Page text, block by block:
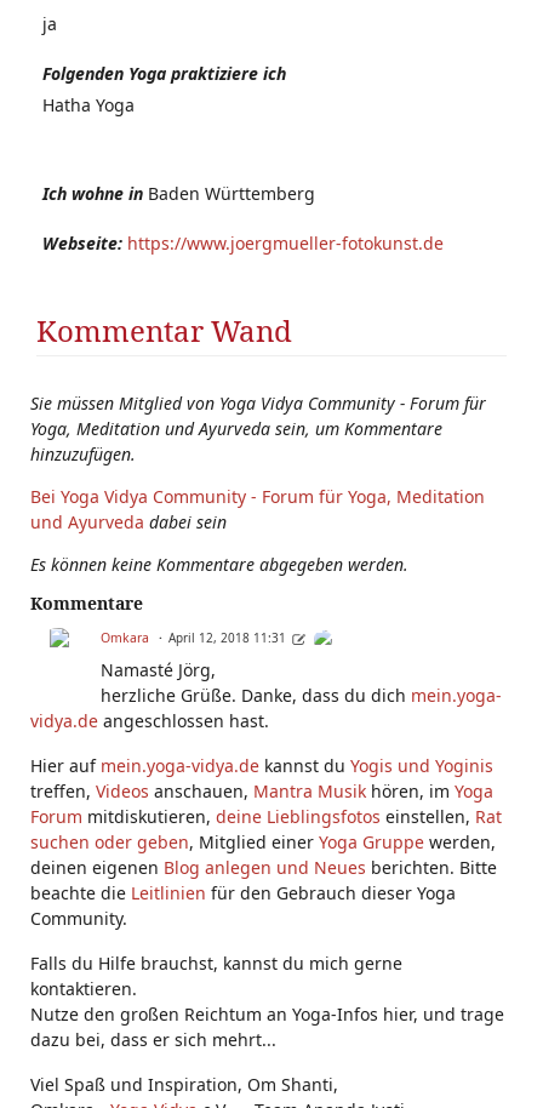
ja
Folgenden Yoga praktiziere ich
Hatha Yoga
Ich wohne in Baden Württemberg
Webseite: https://www.joergmueller-fotokunst.de
Kommentar Wand
Sie müssen Mitglied von Yoga Vidya Community - Forum für
Yoga, Meditation und Ayurveda sein, um Kommentare
hinzuzufügen.
Bei Yoga Vidya Community - Forum für Yoga, Meditation
und Ayurveda dabei sein
Es können keine Kommentare abgegeben werden.
Kommentare
Omkara April 12, 2018 11:31
Namasté Jörg,
herzliche Grüße. Danke, dass du dich mein.yoga-
vidya.de angeschlossen hast.
Hier auf mein.yoga-vidya.de kannst du Yogis und Yoginis
treffen, Videos anschauen, Mantra Musik hören, im Yoga
Forum mitdiskutieren, deine Lieblingsfotos einstellen, Rat
suchen oder geben, Mitglied einer Yoga Gruppe werden,
deinen eigenen Blog anlegen und Neues berichten. Bitte
beachte die Leitlinien für den Gebrauch dieser Yoga
Community.
Falls du Hilfe brauchst, kannst du mich gerne
kontaktieren.
Nutze den großen Reichtum an Yoga-Infos hier, und trage
dazu bei, dass er sich mehrt...
Viel Spaß und Inspiration, Om Shanti,